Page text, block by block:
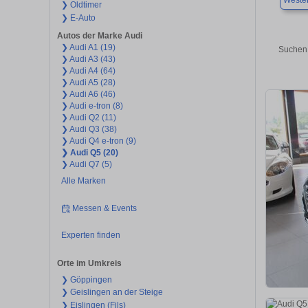
❯ Oldtimer
❯ E-Auto
Autos der Marke Audi
❯ Audi A1 (19)
❯ Audi A3 (43)
❯ Audi A4 (64)
❯ Audi A5 (28)
❯ Audi A6 (46)
❯ Audi e-tron (8)
❯ Audi Q2 (11)
❯ Audi Q3 (38)
❯ Audi Q4 e-tron (9)
❯ Audi Q5 (20)
❯ Audi Q7 (5)
Alle Marken
Messen & Events
Experten finden
Orte im Umkreis
❯ Göppingen
❯ Geislingen an der Steige
❯ Eislingen (Fils)